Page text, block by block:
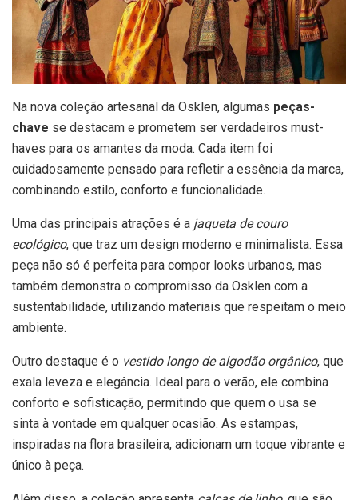
Na nova coleção artesanal da Osklen, algumas peças-
chave se destacam e prometem ser verdadeiros must-
haves para os amantes da moda. Cada item foi
cuidadosamente pensado para refletir a essência da marca,
combinando estilo, conforto e funcionalidade.
Uma das principais atrações é a jaqueta de couro
ecológico, que traz um design moderno e minimalista. Essa
peça não só é perfeita para compor looks urbanos, mas
também demonstra o compromisso da Osklen com a
sustentabilidade, utilizando materiais que respeitam o meio
ambiente.
Outro destaque é o vestido longo de algodão orgânico, que
exala leveza e elegância. Ideal para o verão, ele combina
conforto e sofisticação, permitindo que quem o usa se
sinta à vontade em qualquer ocasião. As estampas,
inspiradas na flora brasileira, adicionam um toque vibrante e
único à peça.